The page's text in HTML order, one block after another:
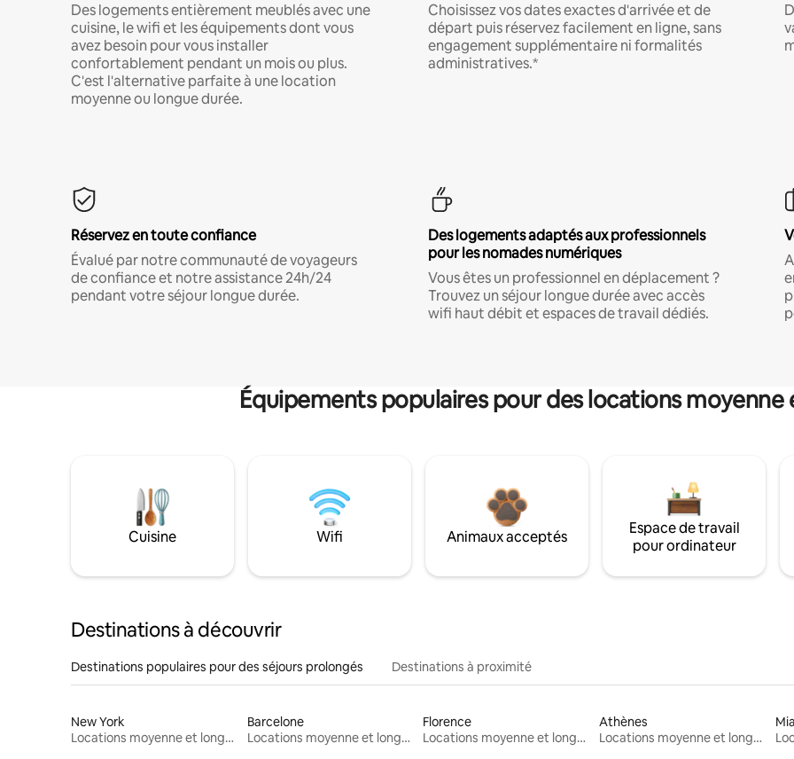
Des logements entièrement meublés avec une
cuisine, le wifi et les équipements dont vous
avez besoin pour vous installer
confortablement pendant un mois ou plus.
C'est l'alternative parfaite à une location
moyenne ou longue durée.
Choisissez vos dates exactes d'arrivée et de
départ puis réservez facilement en ligne, sans
engagement supplémentaire ni formalités
administratives.*
Réservez en toute confiance
Évalué par notre communauté de voyageurs
de confiance et notre assistance 24h/24
pendant votre séjour longue durée.
Des logements adaptés aux professionnels
pour les nomades numériques
Vous êtes un professionnel en déplacement ?
Trouvez un séjour longue durée avec accès
wifi haut débit et espaces de travail dédiés.
Équipements populaires pour des locations
Cuisine Wifi Animaux acceptés
Espace de travail
pour ordinateur
Destinations à découvrir
Destinations populaires pour des séjours prolongés Destinations à proximité
New York
Locations moyenne et longue durée
Barcelone
Locations moyenne et longue durée
Florence
Locations moyenne et longue durée
Athènes
Locations moyenne et longue durée